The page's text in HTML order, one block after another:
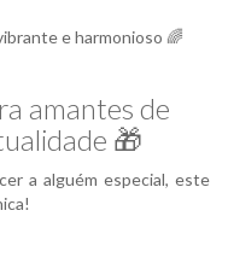
e harmonioso 🌈
amantes de
🎁
a alguém especial, este